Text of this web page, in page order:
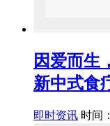
因爱而生
新中式食
即时资讯 时间